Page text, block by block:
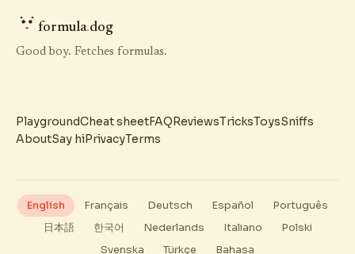
formula.dog
Good boy. Fetches formulas.
PlaygroundCheat sheetFAQReviewsTricksToysSniffs
AboutSay hiPrivacyTerms
English Français Deutsch Español
Português
日本語
한국어 Nederlands Italiano
Polski
Svenska
Türkçe Bahasa